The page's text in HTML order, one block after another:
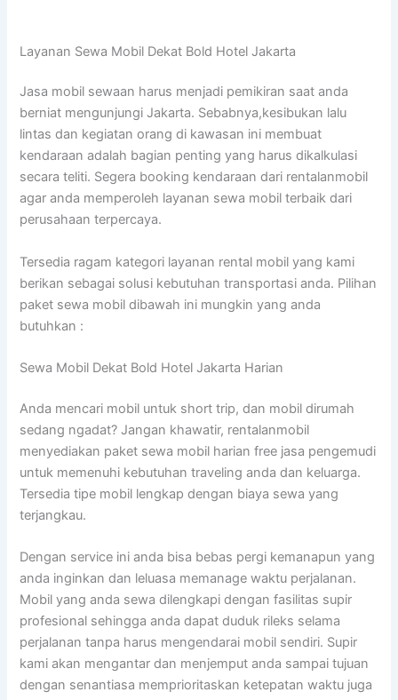
Layanan Sewa Mobil Dekat Bold Hotel Jakarta
Jasa mobil sewaan harus menjadi pemikiran saat anda
berniat mengunjungi Jakarta. Sebabnya,kesibukan lalu
lintas dan kegiatan orang di kawasan ini membuat
kendaraan adalah bagian penting yang harus dikalkulasi
secara teliti. Segera booking kendaraan dari rentalanmobil
agar anda memperoleh layanan sewa mobil terbaik dari
perusahaan terpercaya.
Tersedia ragam kategori layanan rental mobil yang kami
berikan sebagai solusi kebutuhan transportasi anda. Pilihan
paket sewa mobil dibawah ini mungkin yang anda
butuhkan :
Sewa Mobil Dekat Bold Hotel Jakarta Harian
Anda mencari mobil untuk short trip, dan mobil dirumah
sedang ngadat? Jangan khawatir, rentalanmobil
menyediakan paket sewa mobil harian free jasa pengemudi
untuk memenuhi kebutuhan traveling anda dan keluarga.
Tersedia tipe mobil lengkap dengan biaya sewa yang
terjangkau.
Dengan service ini anda bisa bebas pergi kemanapun yang
anda inginkan dan leluasa memanage waktu perjalanan.
Mobil yang anda sewa dilengkapi dengan fasilitas supir
profesional sehingga anda dapat duduk rileks selama
perjalanan tanpa harus mengendarai mobil sendiri. Supir
kami akan mengantar dan menjemput anda sampai tujuan
dengan senantiasa memprioritaskan ketepatan waktu juga